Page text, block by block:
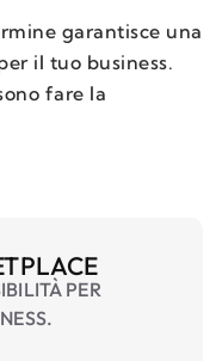
garantisce una
il tuo business.
fare la
PER